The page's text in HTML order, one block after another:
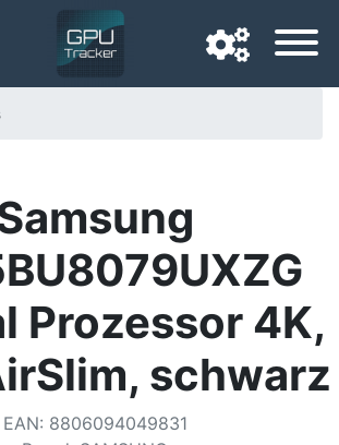
Prozessor 4K,
schwarz
EAN: 8806094049831